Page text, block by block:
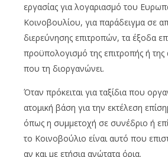
εργασίας για λογαριασμό του
Κοινοβουλίου, για παράδειγμα σε
διερεύνησης επιτροπών, τα έξοδα
προϋπολογισμό της επιτροπής ή της
που τη διοργανώνει.
Όταν πρόκειται για ταξίδια που
ατομική βάση για την εκτέλεση
όπως η συμμετοχή σε συνέδριο ή
το Κοινοβούλιο είναι αυτό που
αν και με ετήσια ανώτατα όρια.